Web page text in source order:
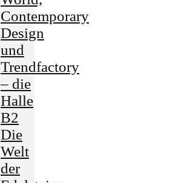
Contemporary
Design
und
Trendfactory
– die
Halle
B2
Die
Welt
der